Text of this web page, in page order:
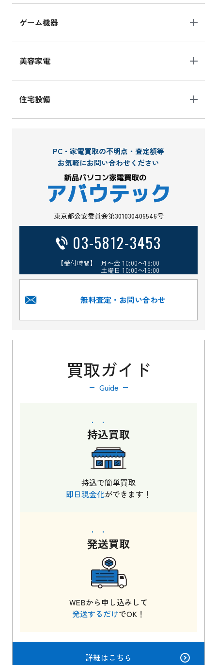
ゲーム機器
美容家電
住宅設備
PC・家電買取の不明点・査定額等
お気軽にお問い合わせください
東京都公安委員会第301030406546号
03-5812-3453
【受付時間】 月～金 10:00～18:00
土曜日 10:00～16:00
無料査定・お問い合わせ
買取ガイド
Guide
持込買取
持込で簡単買取
即日現金化ができます！
発送買取
WEBから申し込みして
発送するだけでOK！
詳細はこちら